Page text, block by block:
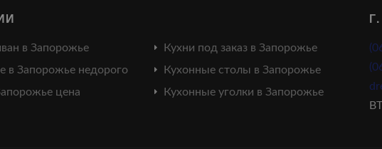
в Запорожье
в Запорожье недорого
цена
Кухни под заказ в Запорожье
Кухонные столы в Запорожье
Кухонные уголки в Запорожье